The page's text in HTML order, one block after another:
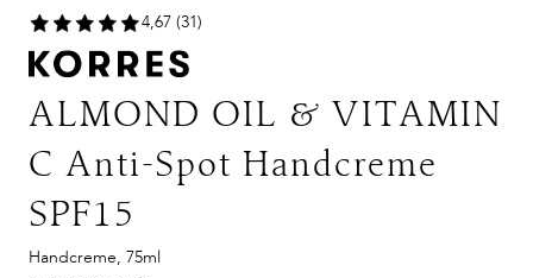
4,67 (31)
ALMOND OIL & VITAMIN
C Anti-Spot Handcreme
SPF15
Handcreme, 75ml